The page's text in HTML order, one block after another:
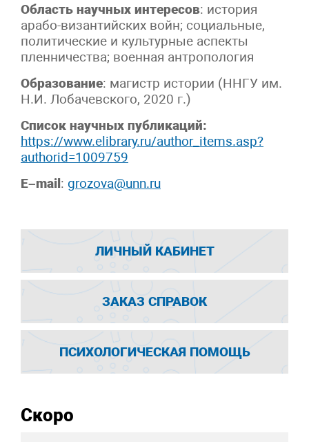
Область научных интересов: история
арабо-византийских войн; социальные,
политические и культурные аспекты
пленничества; военная антропология
Образование: магистр истории (ННГУ им.
Н.И. Лобачевского, 2020 г.)
Список научных публикаций:
https://www.elibrary.ru/author_items.asp?
authorid=1009759
E–mail: grozova@unn.ru
ЛИЧНЫЙ КАБИНЕТ
ЗАКАЗ СПРАВОК
ПСИХОЛОГИЧЕСКАЯ ПОМОЩЬ
Скоро